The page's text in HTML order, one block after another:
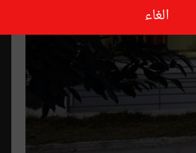
الغاء